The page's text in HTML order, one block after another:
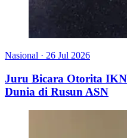
Nasional · 26 Jul 2026
Juru Bicara Otorita
Dunia di Rusun ASN